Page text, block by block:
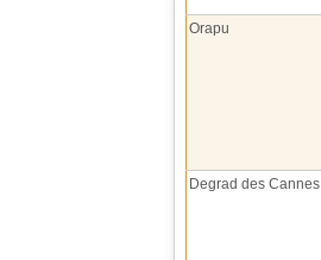
Orapu
Degrad des Cannes